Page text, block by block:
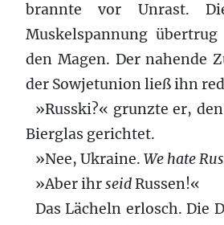
brannte vor Unrast.
Muskelspannung
den Magen. Der nahende
der Sowjetunion ließ ihn
»Russki?« grunzte er,
Bierglas gerichtet.
»Nee, Ukraine. We hate
»Aber ihrseidRussen!«
Das Lächeln erlosch. Die